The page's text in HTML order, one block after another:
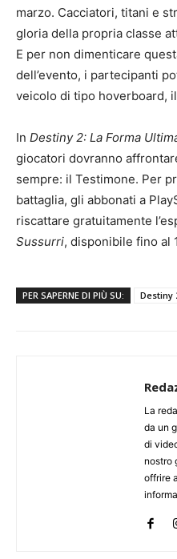
marzo. Cacciatori, titani e
gloria della propria classe
E per non dimenticare
dell’evento, i partecipanti
veicolo di tipo hoverboard,
In Destiny 2: La Forma
giocatori dovranno
sempre: il Testimone. Per
battaglia, gli abbonati a
riscattare gratuitamente
Sussurri, disponibile fino al
PER SAPERNE DI PIÙ SU: Destiny
La
da un
di
nostro
offrire